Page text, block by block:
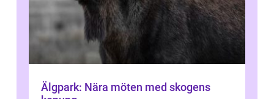
Älgpark: Nära möten med skogens